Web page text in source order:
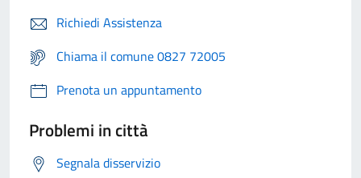
Richiedi Assistenza
Chiama il comune 0827 72005
Prenota un appuntamento
Problemi in città
Segnala disservizio